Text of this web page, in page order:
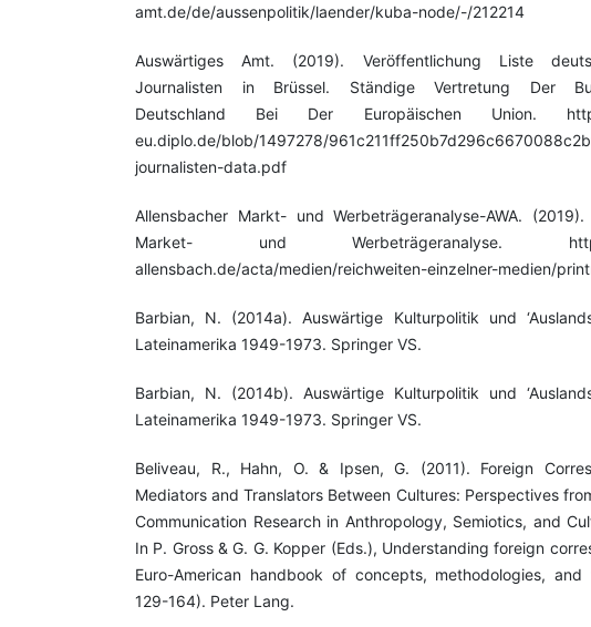
amt.de/de/aussenpolitik/laender/kuba-node/-/212214
Auswärtiges Amt. (2019). Veröffentlichung Liste
Journalisten in Brüssel. Ständige Vertretung Der
Deutschland Bei Der Europäischen Union.
eu.diplo.de/blob/1497278/
journalisten-data.pdf
Allensbacher Markt- und Werbeträgeranalyse-AWA. (2019).
Market- und Werbeträgeranalyse.
allensbach.de/acta/medien/reichweiten-einzelner-medien/
Barbian, N. (2014a). Auswärtige Kulturpolitik und
Lateinamerika 1949-1973. Springer VS.
Barbian, N. (2014b). Auswärtige Kulturpolitik und
Lateinamerika 1949-1973. Springer VS.
Beliveau, R., Hahn, O. & Ipsen, G. (2011). Foreign
Mediators and Translators Between Cultures: Perspectives
Communication Research in Anthropology, Semiotics, and
In P. Gross & G. G. Kopper (Eds.), Understanding foreign
Euro-American handbook of concepts, methodologies, and
129-164). Peter Lang.